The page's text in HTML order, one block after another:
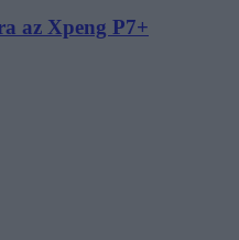
az Xpeng P7+